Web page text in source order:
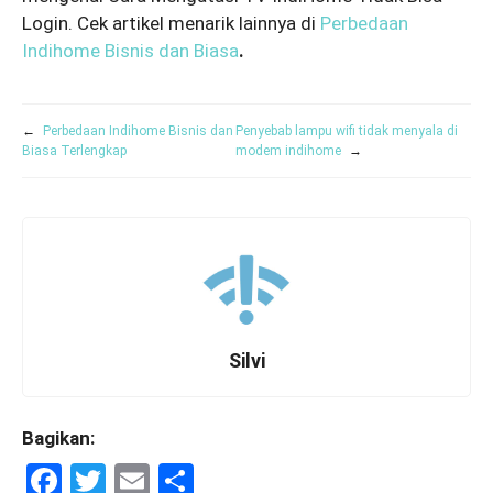
Login. Cek artikel menarik lainnya di Perbedaan
Indihome Bisnis dan Biasa.
←
Perbedaan Indihome Bisnis dan
Biasa Terlengkap
Penyebab lampu wifi tidak menyala di
modem indihome
→
Silvi
Bagikan:
F
T
E